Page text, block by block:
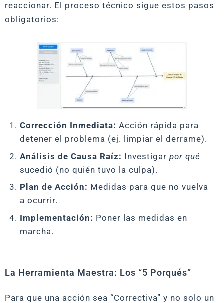
reaccionar. El proceso técnico sigue estos pasos
obligatorios:
Corrección Inmediata: Acción rápida para
detener el problema (ej. limpiar el derrame).
Análisis de Causa Raíz: Investigar por qué
sucedió (no quién tuvo la culpa).
Plan de Acción: Medidas para que no vuelva
a ocurrir.
Implementación: Poner las medidas en
marcha.
La Herramienta Maestra: Los “5 Porqués”
Para que una acción sea “Correctiva” y no solo un